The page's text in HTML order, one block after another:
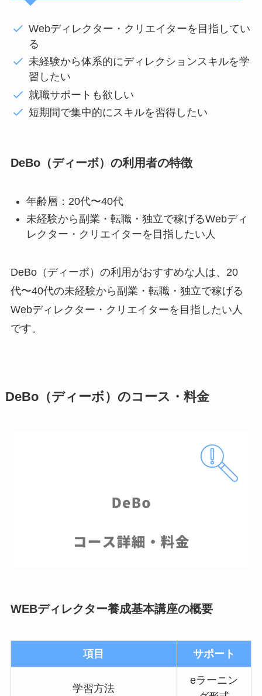
Webディレクター・クリエイターを目指してい
る
未経験から体系的にディレクションスキルを学
習したい
就職サポートも欲しい
短期間で集中的にスキルを習得したい
DeBo（ディーボ）の利用者の特徴
年齢層：20代〜40代
未経験から副業・転職・独立で稼げるWebディ
レクター・クリエイターを目指したい人
DeBo（ディーボ）の利用がおすすめな人は、20
代〜40代の未経験から副業・転職・独立で稼げる
Webディレクター・クリエイターを目指したい人
です。
DeBo（ディーボ）のコース・料金
WEBディレクター養成基本講座の概要
項目 サポート
学習方法
eラーニン